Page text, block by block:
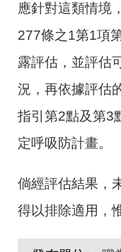
應針對這類情境
277條之1第1項
露評估，並評估
況，再依據評估
指引第2點及第3
定呼吸防計畫。
倘經評估結果，
得以排除適用，